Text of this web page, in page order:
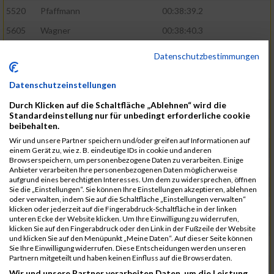
5520 Pfaffmann
00:38:39.2
5605
Wagner
00:38:40.3
5571
5601
Verclas
5368
Böhm
00:39:40.1
5531
Rieger
5584
Stadtmüller
00:40:01.1
5570
Schulze
00:40:29.6
5572
Schuster
00:40:29.9
5466
Kiehne
00:40:40.9
5615
Weigand
00:41:00.1
5515
Ohler
00:41:07.3
Selbiger
Datenschutzbestimmungen
Datenschutzeinstellungen
Durch Klicken auf die Schaltfläche „Ablehnen“ wird die
Standardeinstellung nur für unbedingt erforderliche cookie
beibehalten.
Wir und unsere Partner speichern und/oder greifen auf Informationen auf
einem Gerät zu, wie z. B. eindeutige IDs in cookie und anderen
Browserspeichern, um personenbezogene Daten zu verarbeiten. Einige
Anbieter verarbeiten Ihre personenbezogenen Daten möglicherweise
aufgrund eines berechtigten Interesses. Um dem zu widersprechen, öffnen
Sie die „Einstellungen“. Sie können Ihre Einstellungen akzeptieren, ablehnen
oder verwalten, indem Sie auf die Schaltfläche „Einstellungen verwalten“
klicken oder jederzeit auf die Fingerabdruck-Schaltfläche in der linken
unteren Ecke der Website klicken. Um Ihre Einwilligung zu widerrufen,
klicken Sie auf den Fingerabdruck oder den Link in der Fußzeile der Website
und klicken Sie auf den Menüpunkt „Meine Daten“. Auf dieser Seite können
Sie Ihre Einwilligung widerrufen. Diese Entscheidungen werden unseren
Partnern mitgeteilt und haben keinen Einfluss auf die Browserdaten.